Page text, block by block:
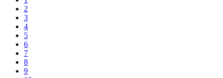
2
3
4
5
6
7
8
9